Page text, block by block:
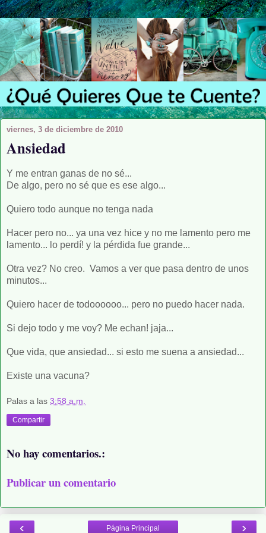
viernes, 3 de diciembre de 2010
Ansiedad
Y me entran ganas de no sé...
De algo, pero no sé que es ese algo...
Quiero todo aunque no tenga nada
Hacer pero no... ya una vez hice y no me lamento pero me
lamento... lo perdí! y la pérdida fue grande...
Otra vez? No creo. Vamos a ver que pasa dentro de unos
minutos...
Quiero hacer de todoooooo... pero no puedo hacer nada.
Si dejo todo y me voy? Me echan! jaja...
Que vida, que ansiedad... si esto me suena a ansiedad...
Existe una vacuna?
Palas a las 3:58 a.m.
Compartir
No hay comentarios.:
Publicar un comentario
‹ ›
Página Principal